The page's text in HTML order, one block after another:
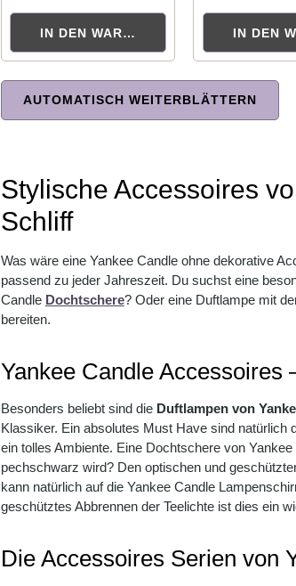
IN DEN WARENKORB IN DEN
AUTOMATISCH WEITERBLÄTTERN
Stylische Accessoires
Schliff
Was wäre eine Yankee Candle ohne dekorative
passend zu jeder Jahreszeit. Du suchst eine
Candle Dochtschere? Oder eine Duftlampe mit
bereiten.
Yankee Candle Accessoires
Besonders beliebt sind die Duftlampen von
Klassiker. Ein absolutes Must Have sind natürlich
ein tolles Ambiente. Eine Dochtschere von
pechschwarz wird? Den optischen und
kann natürlich auf die Yankee Candle
geschütztes Abbrennen der Teelichte ist dies ein
Die Accessoires Serien von